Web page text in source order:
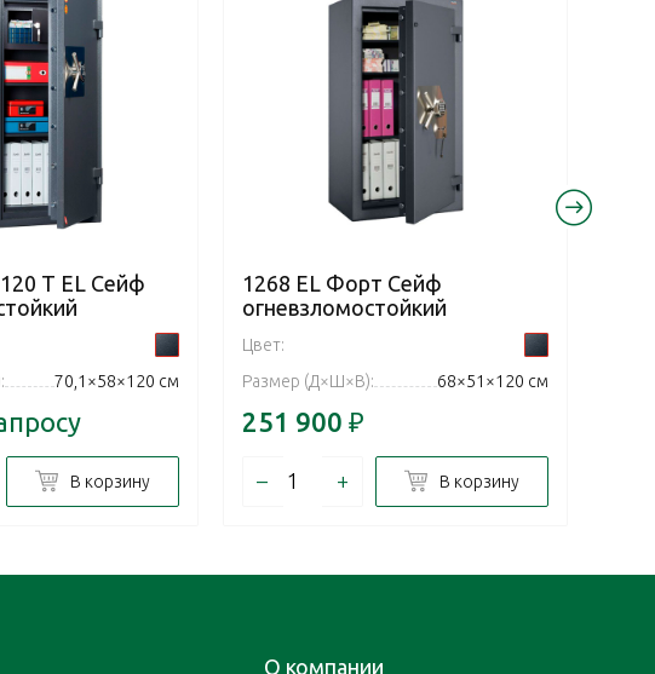
T EL Сейф
70,1×58×120 см
В корзину
1268 EL Форт Сейф
огневзломостойкий
Цвет:
Размер (Д×Ш×В):
68×51×120 см
251 900 ₽
– + В корзину
О компании